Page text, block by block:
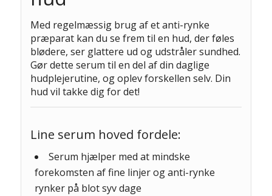
Med regelmæssig brug af et anti-rynke
præparat kan du se frem til en hud, der føles
blødere, ser glattere ud og udstråler sundhed.
Gør dette serum til en del af din daglige
hudplejerutine, og oplev forskellen selv. Din
hud vil takke dig for det!
Line serum hoved fordele:
Serum hjælper med at mindske
forekomsten af fine linjer og anti-rynke
rynker på blot syv dage